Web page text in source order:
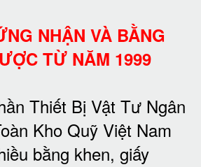
NHẬN VÀ BẰNG
TỪ NĂM 1999
Thiết Bị Vật Tư Ngân
Kho Quỹ Việt Nam
bằng khen, giấy